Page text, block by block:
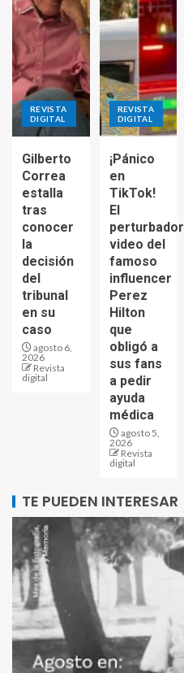
REVISTA
DIGITAL
Gilberto
Correa
estalla
tras
conocer
la
decisión
del
tribunal
en su
caso
agosto 6,
2026
Revista
digital
REVISTA
DIGITAL
¡Pánico
en
TikTok!
El
perturbador
video del
famoso
influencer
Perez
Hilton
que
obligó a
sus fans
a pedir
ayuda
médica
agosto 5,
2026
Revista
digital
TE PUEDEN INTERESAR